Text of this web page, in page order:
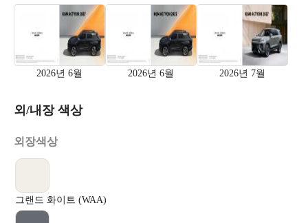
2026년 6월 2026년 6월 2026년 7월
외/내장 색상
외장색상
그랜드 화이트 (WAA)